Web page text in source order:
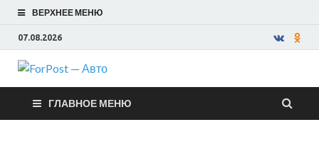
ВЕРХНЕЕ МЕНЮ
07.08.2026
ForPost —
Авто
ГЛАВНОЕ МЕНЮ